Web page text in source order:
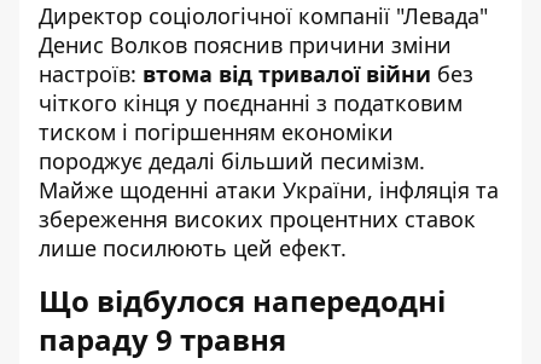
Директор соціологічної компанії "Левада"
Денис Волков пояснив причини зміни
настроїв: втома від тривалої війни без
чіткого кінця у поєднанні з податковим
тиском і погіршенням економіки
породжує дедалі більший песимізм.
Майже щоденні атаки України, інфляція та
збереження високих процентних ставок
лише посилюють цей ефект.
Що відбулося напередодні
параду 9 травня